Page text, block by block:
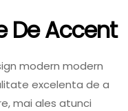
De Accent
excelenta de a
mai ales atunci